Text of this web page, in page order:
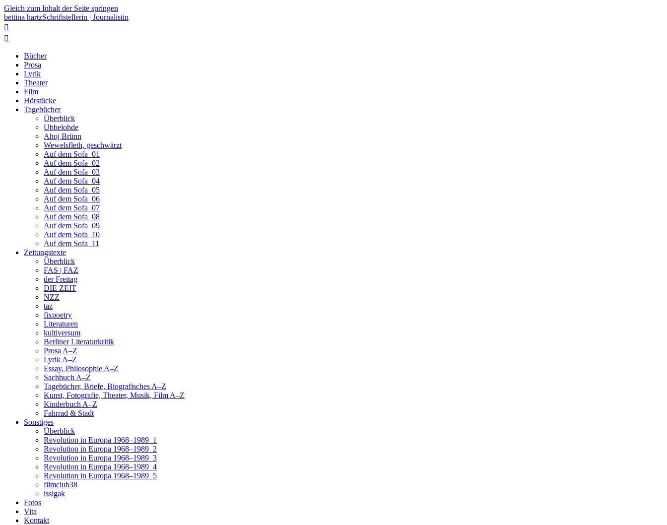
Gleich zum Inhalt der Seite springen
bettina hartzSchriftstellerin | Journalistin


Bücher
Prosa
Lyrik
Theater
Film
Hörstücke
Tagebücher
Überblick
Ubbelohde
Ahoj Brünn
Wewelsfleth, geschwärzt
Auf dem Sofa_01
Auf dem Sofa_02
Auf dem Sofa_03
Auf dem Sofa_04
Auf dem Sofa_05
Auf dem Sofa_06
Auf dem Sofa_07
Auf dem Sofa_08
Auf dem Sofa_09
Auf dem Sofa_10
Auf dem Sofa_11
Zeitungstexte
Überblick
FAS | FAZ
der Freitag
DIE ZEIT
NZZ
taz
fixpoetry
Literaturen
kultiversum
Berliner Literaturkritik
Prosa A–Z
Lyrik A–Z
Essay, Philosophie A–Z
Sachbuch A–Z
Tagebücher, Briefe, Biografisches A–Z
Kunst, Fotografie, Theater, Musik, Film A–Z
Kinderbuch A–Z
Fahrrad & Stadt
Sonstiges
Überblick
Revolution in Europa 1968–1989_1
Revolution in Europa 1968–1989_2
Revolution in Europa 1968–1989_3
Revolution in Europa 1968–1989_4
Revolution in Europa 1968–1989_5
filmclub38
issigak
Fotos
Vita
Kontakt